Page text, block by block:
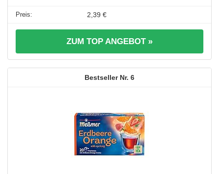
2,39 €
ZUM TOP ANGEBOT »
6